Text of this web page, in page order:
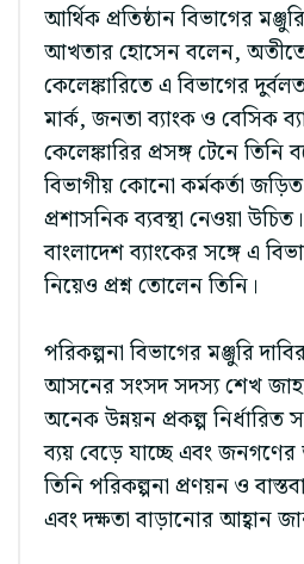
আর্থিক প্রতিষ্ঠান বিভাগের
আখতার হোসেন বলেন,
কেলেঙ্কারিতে এ বিভাগের
মার্ক, জনতা ব্যাংক ও বেসিক
কেলেঙ্কারির প্রসঙ্গ টেনে
বিভাগীয় কোনো কর্মকর্তা
প্রশাসনিক ব্যবস্থা নেওয়া
বাংলাদেশ ব্যাংকের সঙ্গে এ
নিয়েও প্রশ্ন তোলেন তিনি।
পরিকল্পনা বিভাগের মঞ্জুরি
আসনের সংসদ সদস্য শেখ
অনেক উন্নয়ন প্রকল্প নির্ধারিত
ব্যয় বেড়ে যাচ্ছে এবং
তিনি পরিকল্পনা প্রণয়ন ও
এবং দক্ষতা বাড়ানোর আহ্বান